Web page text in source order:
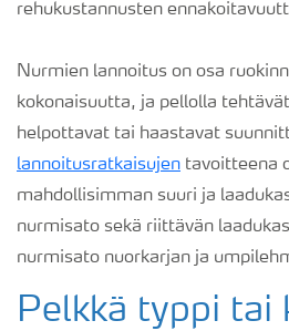
rehukustannusten
Nurmien lannoitus on osa
kokonaisuutta, ja pellolla
helpottavat tai haastavat
lannoitusratkaisujen tavoitteena
mahdollisimman suuri ja
nurmisato sekä riittävän
nurmisato nuorkarjan ja
Pelkkä typpi tai